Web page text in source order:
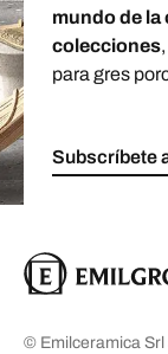
mundo de la
colecciones,
para gres
Subscríbete
© Emilceramica Srl